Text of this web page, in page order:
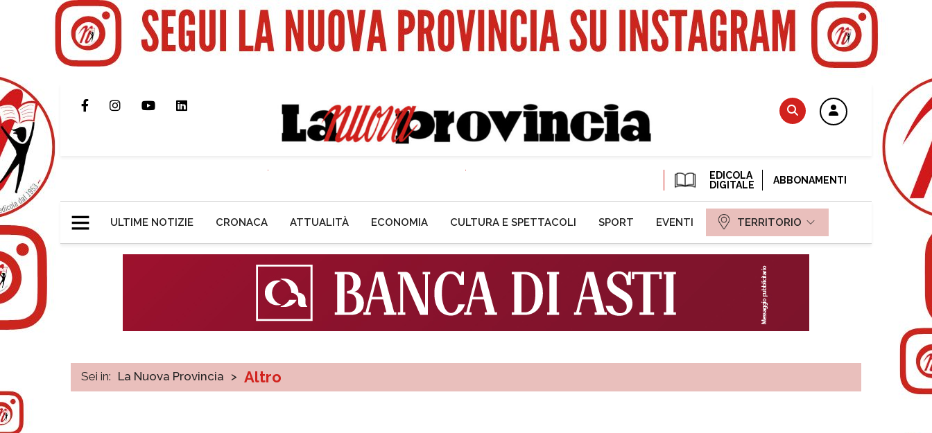
EDICOLA
DIGITALE
ABBONAMENTI
ULTIME NOTIZIE CRONACA ATTUALITÀ ECONOMIA CULTURA E SPETTACOLI SPORT EVENTI TERRITORIO
Sei in: La Nuova Provincia > Altro